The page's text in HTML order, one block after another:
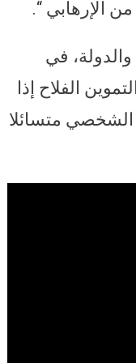
الإرهابي “.
في
الفلاح إذا
الشخصي متسائلا